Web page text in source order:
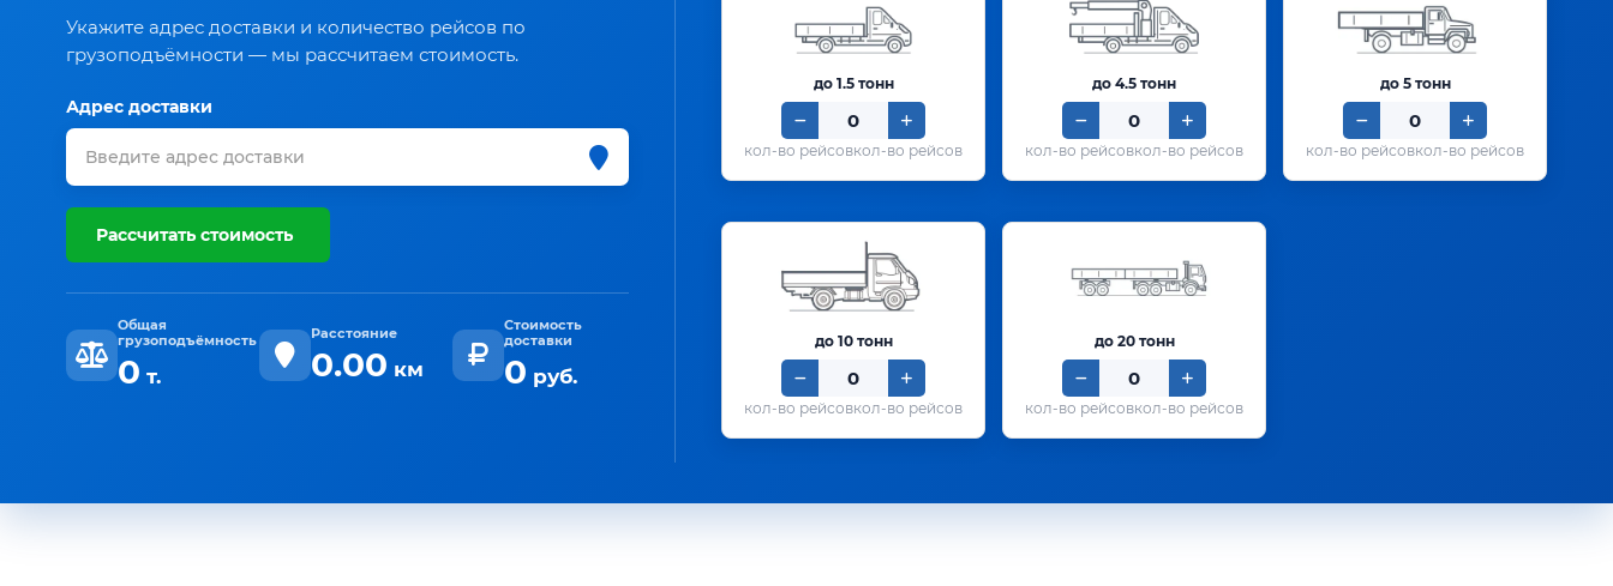
Укажите адрес доставки и количество рейсов по
грузоподъёмности — мы рассчитаем стоимость.
Адрес доставки
Рассчитать стоимость
Общая
грузоподъёмность
0 т.
Расстояние
0.00 км
Стоимость
доставки
0 руб.
до 1.5 тонн
кол-во рейсов
до 4.5 тонн
кол-во рейсов
до 5 тонн
кол-во рейсов
до 10 тонн
кол-во рейсов
до 20 тонн
кол-во рейсов